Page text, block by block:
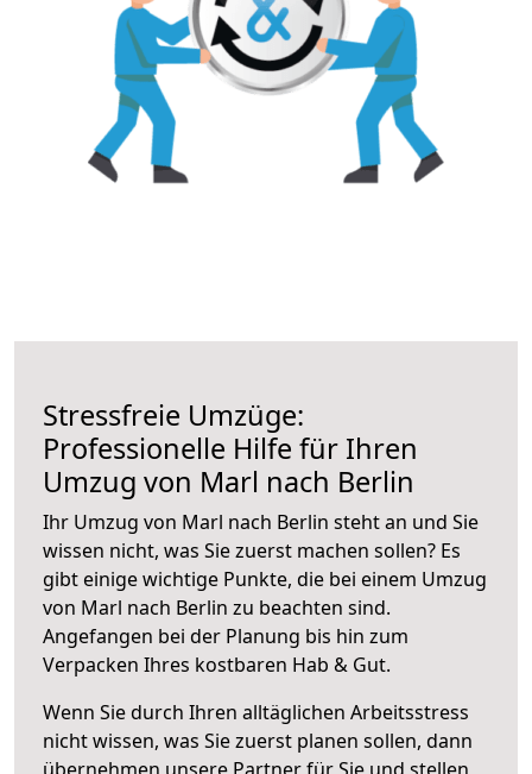
Stressfreie Umzüge:
Professionelle Hilfe für Ihren
Umzug von Marl nach Berlin
Ihr Umzug von Marl nach Berlin steht an und Sie
wissen nicht, was Sie zuerst machen sollen? Es
gibt einige wichtige Punkte, die bei einem Umzug
von Marl nach Berlin zu beachten sind.
Angefangen bei der Planung bis hin zum
Verpacken Ihres kostbaren Hab & Gut.
Wenn Sie durch Ihren alltäglichen Arbeitsstress
nicht wissen, was Sie zuerst planen sollen, dann